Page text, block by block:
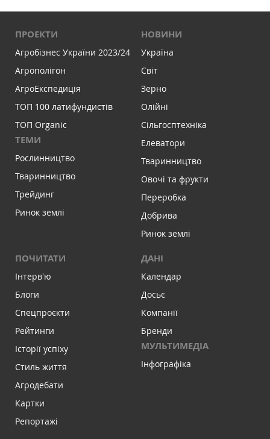
ПРОЕКТИ
Агробізнес України 2023/24
Агрополігон
АгроЕкспедиція
ТОП 100 латифундистів
ТОП Organic
ТЕМИ
Рослинництво
Тваринництво
Трейдинг
Ринок землі
НОВИНИ
Україна
Світ
Зерно
Олійні
Сільгосптехніка
Елеватори
Тваринництво
Овочі та фрукти
Переробка
Добрива
Ринок землі
ПОЧИТАТИ
Інтервʼю
Блоги
Спецпроєкти
Рейтинги
Історії успіху
Стиль життя
Агродебати
Картки
Репортажі
ДАНІ
Календар
Досьє
Компанії
Бренди
МУЛЬТИМЕДІА
Інфографіка